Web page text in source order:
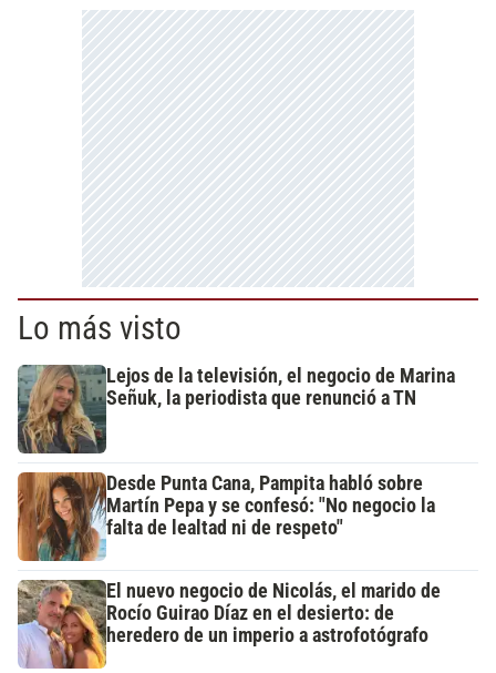
Lo más visto
Lejos de la televisión, el negocio de Marina
Señuk, la periodista que renunció a TN
Desde Punta Cana, Pampita habló sobre
Martín Pepa y se confesó: "No negocio la
falta de lealtad ni de respeto"
El nuevo negocio de Nicolás, el marido de
Rocío Guirao Díaz en el desierto: de
heredero de un imperio a astrofotógrafo